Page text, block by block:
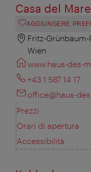
Casa del
AGGIUNGERE
Fritz-Grünbaum-
Wien
www.haus-des-
+43 1 587 14 17
office@haus-
Prezzi
Orari di apertura
Accessibilità